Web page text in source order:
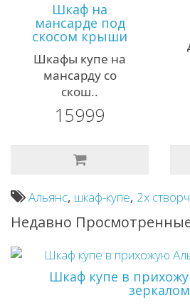
Шкаф на
мансарде под
скосом крыши
Шкафы купе на
мансарду со
скош..
15999
Альянс, шкаф-купе, 2х
Недавно
Шкаф купе в
зеркалом